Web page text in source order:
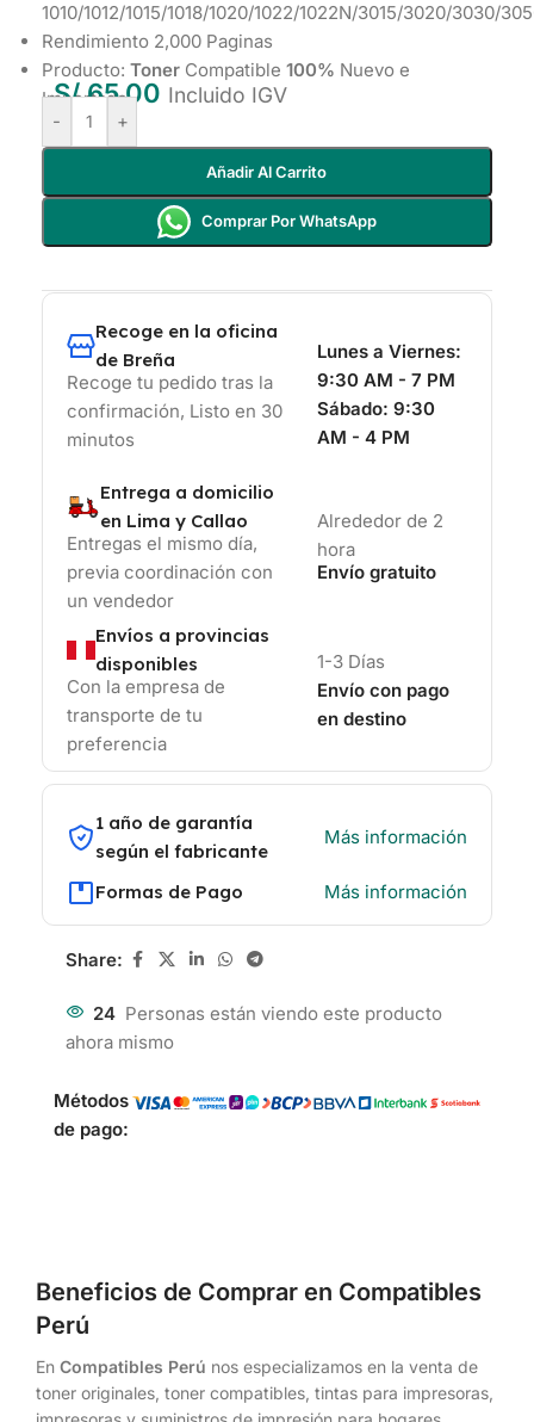
1010/1012/1015/1018/1020/1022/1022N/3015/3020/3030/
Rendimiento 2,000 Paginas
Producto: Toner Compatible 100% Nuevo e
Importado
S/65.00 Incluido IGV
- +
Añadir Al Carrito
Comprar Por WhatsApp
Recoge en la oficina
de Breña
Recoge tu pedido tras la
confirmación, Listo en 30
minutos
Lunes a Viernes:
9:30 AM - 7 PM
Sábado: 9:30
AM - 4 PM
Entrega a domicilio
en Lima y Callao
Entregas el mismo día,
previa coordinación con
un vendedor
Alrededor de 2
hora
Envío gratuito
Envíos a provincias
disponibles
Con la empresa de
transporte de tu
preferencia
1-3 Días
Envío con pago
en destino
1 año de garantía
según el fabricante
Más información
Formas de Pago Más información
Share:
24 Personas están viendo este producto
ahora mismo
Métodos
de pago:
Beneficios de Comprar en Compatibles
Perú
En Compatibles Perú nos especializamos en la venta de
toner originales, toner compatibles, tintas para impresoras,